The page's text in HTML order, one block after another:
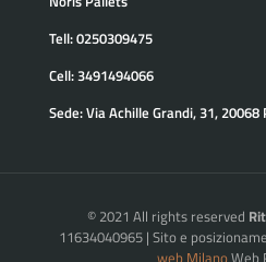
Tell:0250309475
Cell:3491494066
Sede:Via Achille Grandi, 31,
© 2021 All rights reserved
11634040965 | Sito e
web MilanoWeb